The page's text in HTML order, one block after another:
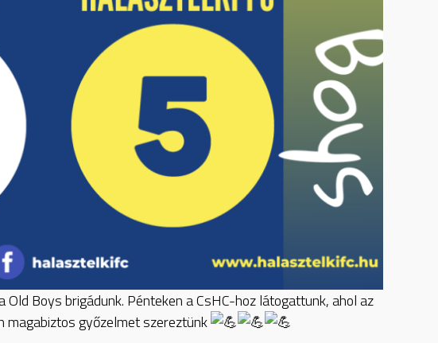
Old Boys brigádunk. Pénteken a CsHC-hoz látogattunk, ahol az
magabiztos győzelmet szereztünk